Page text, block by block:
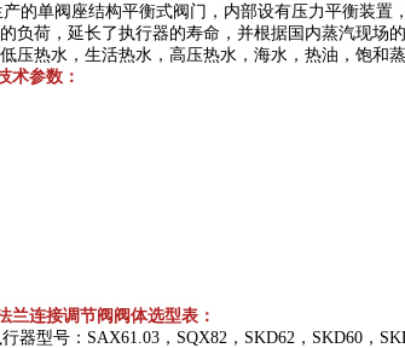
的单阀座结构平衡式阀门，内部设有压力平衡装置
负荷，延长了执行器的寿命，并根据国内蒸汽现场
压热水，生活热水，高压热水，海水，热油，饱和蒸
术参数：
兰连接调节阀阀体选型表：
器型号：SAX61.03，SQX82，SKD62，SKD60，